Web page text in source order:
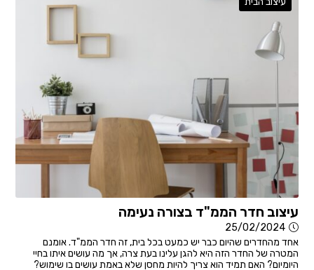
עיצוב חדר הממ"ד בצורה נעימה
25/02/2024
אחד מהחדרים שהיום כבר יש כמעט בכל בית, זה חדר הממ"ד. אומנם
המטרה של החדר הזה היא להגן עלינו בעת צרה, אך מה עושים איתו בחיי
היומיום? האם תמיד הוא צריך להיות מחסן שלא באמת עושים בו שימוש?